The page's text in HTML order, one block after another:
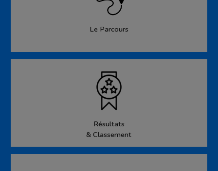
Le Parcours
Résultats
& Classement